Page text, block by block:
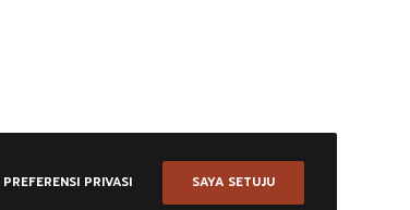
PREFERENSI PRIVASI SAYA SETUJU